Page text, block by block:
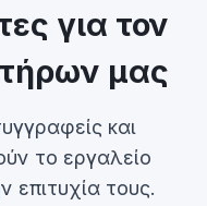
για τον
μας
και
το εργαλείο
επιτυχία τους.